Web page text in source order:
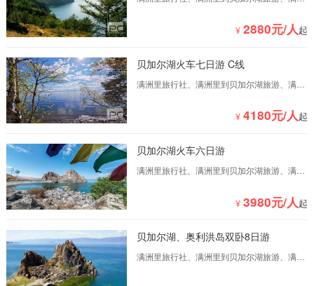
里国际旅行社是一家专业满洲里到俄罗斯旅游
¥ 2880元/人起
贝加尔湖火车七日游 C线
满洲里旅行社、满洲里到贝加尔湖旅游、满洲
里国际旅行社是一家专业满洲里到俄罗斯旅游
¥ 4180元/人起
贝加尔湖火车六日游
满洲里旅行社、满洲里到贝加尔湖旅游、满洲
¥ 3980元/人起
贝加尔湖、奥利洪岛双卧8日游
满洲里旅行社、满洲里到贝加尔湖旅游、满洲